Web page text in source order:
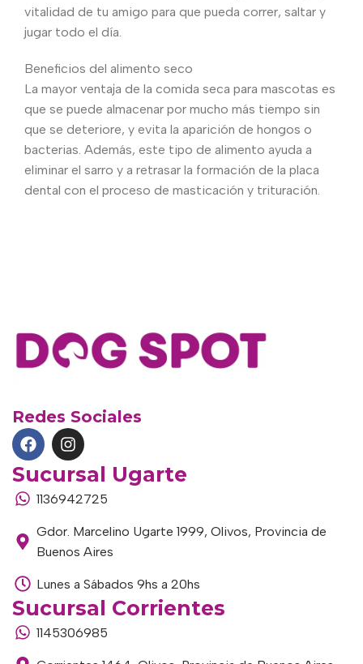
vitalidad de tu amigo para que pueda correr, saltar y
jugar todo el día.
Beneficios del alimento seco
La mayor ventaja de la comida seca para mascotas es
que se puede almacenar por mucho más tiempo sin
que se deteriore, y evita la aparición de hongos o
bacterias. Además, este tipo de alimento ayuda a
eliminar el sarro y a retrasar la formación de la placa
dental con el proceso de masticación y trituración.
Redes Sociales
Sucursal Ugarte
1136942725
Gdor. Marcelino Ugarte 1999, Olivos, Provincia de
Buenos Aires
Lunes a Sábados 9hs a 20hs
Sucursal Corrientes
1145306985